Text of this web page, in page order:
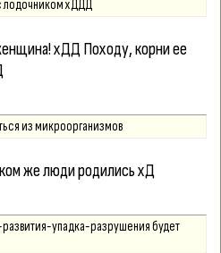
лодочником хДДД
хДД Походу, корни ее
из микроорганизмов
же люди родились хД
упадка-разрушения будет